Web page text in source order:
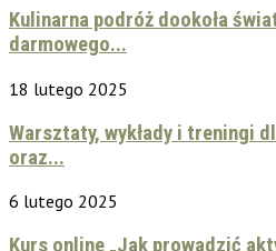
Kulinarna podróż dookoła
darmowego...
18 lutego 2025
Warsztaty, wykłady i treningi
oraz...
6 lutego 2025
Kurs online „Jak prowadzić